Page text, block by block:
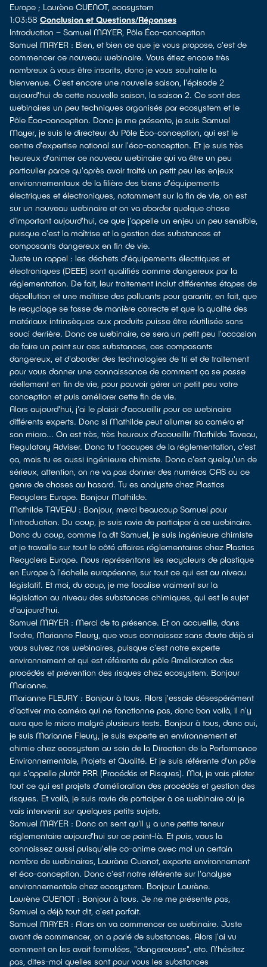
Europe ; Laurène CUENOT, ecosystem
1:03:58 Conclusion et Questions/Réponses
Introduction – Samuel MAYER, Pôle Éco-conception
Samuel MAYER : Bien, et bien ce que je vous propose, c'est de
commencer ce nouveau webinaire. Vous étiez encore très
nombreux à vous être inscrits, donc je vous souhaite la
bienvenue. C'est encore une nouvelle saison, l'épisode 2
aujourd'hui de cette nouvelle saison, la saison 2. Ce sont des
webinaires un peu techniques organisés par ecosystem et le
Pôle Éco-conception. Donc je me présente, je suis Samuel
Mayer, je suis le directeur du Pôle Éco-conception, qui est le
centre d'expertise national sur l'éco-conception. Et je suis très
heureux d'animer ce nouveau webinaire qui va être un peu
particulier parce qu'après avoir traité un petit peu les enjeux
environnementaux de la filière des biens d'équipements
électriques et électroniques, notamment sur la fin de vie, on est
sur un nouveau webinaire et on va aborder quelque chose
d'important aujourd'hui, ce que j'appelle un enjeu un peu sensible,
puisque c'est la maîtrise et la gestion des substances et
composants dangereux en fin de vie.
Juste un rappel : les déchets d'équipements électriques et
électroniques (DEEE) sont qualifiés comme dangereux par la
réglementation. De fait, leur traitement inclut différentes étapes de
dépollution et une maîtrise des polluants pour garantir, en fait, que
le recyclage se fasse de manière correcte et que la qualité des
matériaux intrinsèques aux produits puisse être réutilisée sans
souci derrière. Donc ce webinaire, ce sera un petit peu l'occasion
de faire un point sur ces substances, ces composants
dangereux, et d'aborder des technologies de tri et de traitement
pour vous donner une connaissance de comment ça se passe
réellement en fin de vie, pour pouvoir gérer un petit peu votre
conception et puis améliorer cette fin de vie.
Alors aujourd'hui, j'ai le plaisir d'accueillir pour ce webinaire
différents experts. Donc si Mathilde peut allumer sa caméra et
son micro... On est très, très heureux d'accueillir Mathilde Taveau,
Regulatory Adviser. Donc tu t'occupes de la réglementation, c'est
ça, mais tu es aussi ingénieure chimiste. Donc c'est quelqu'un de
sérieux, attention, on ne va pas donner des numéros CAS ou ce
genre de choses au hasard. Tu es analyste chez Plastics
Recyclers Europe. Bonjour Mathilde.
Mathilde TAVEAU : Bonjour, merci beaucoup Samuel pour
l'introduction. Du coup, je suis ravie de participer à ce webinaire.
Donc du coup, comme l'a dit Samuel, je suis ingénieure chimiste
et je travaille sur tout le côté affaires réglementaires chez Plastics
Recyclers Europe. Nous représentons les recycleurs de plastique
en Europe à l'échelle européenne, sur tout ce qui est au niveau
législatif. Et moi, du coup, je me focalise vraiment sur la
législation au niveau des substances chimiques, qui est le sujet
d'aujourd'hui.
Samuel MAYER : Merci de ta présence. Et on accueille, dans
l'ordre, Marianne Fleury, que vous connaissez sans doute déjà si
vous suivez nos webinaires, puisque c'est notre experte
environnement et qui est référente du pôle Amélioration des
procédés et prévention des risques chez ecosystem. Bonjour
Marianne.
Marianne FLEURY : Bonjour à tous. Alors j'essaie désespérément
d'activer ma caméra qui ne fonctionne pas, donc bon voilà, il n'y
aura que le micro malgré plusieurs tests. Bonjour à tous, donc oui,
je suis Marianne Fleury, je suis experte en environnement et
chimie chez ecosystem au sein de la Direction de la Performance
Environnementale, Projets et Qualité. Et je suis référente d'un pôle
qui s'appelle plutôt PRR (Procédés et Risques). Moi, je vais piloter
tout ce qui est projets d'amélioration des procédés et gestion des
risques. Et voilà, je suis ravie de participer à ce webinaire où je
vais intervenir sur quelques petits sujets.
Samuel MAYER : Donc on sent qu'il y a une petite teneur
réglementaire aujourd'hui sur ce point-là. Et puis, vous la
connaissez aussi puisqu'elle co-anime avec moi un certain
nombre de webinaires, Laurène Cuenot, experte environnement
et éco-conception. Donc c'est notre référente sur l'analyse
environnementale chez ecosystem. Bonjour Laurène.
Laurène CUENOT : Bonjour à tous. Je ne me présente pas,
Samuel a déjà tout dit, c'est parfait.
Samuel MAYER : Alors on va commencer ce webinaire. Juste
avant de commencer, on a parlé de substances. Alors j'ai vu
comment on les avait formulées, "dangereuses", etc. N'hésitez
pas, dites-moi quelles sont pour vous les substances